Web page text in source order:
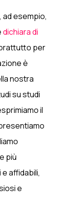
esempio,
dichiara di
per
è
nostra
su studi
il
più
affidabili,
e